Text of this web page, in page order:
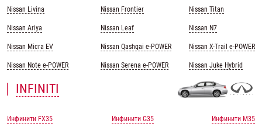
Nissan Livina
Nissan Ariya
Nissan Micra EV
Nissan Note e-POWER
Nissan Frontier
Nissan Leaf
Nissan Qashqai e-POWER
Nissan Serena e-POWER
Nissan Titan
Nissan N7
Nissan X-Trail e-POWER
Nissan Juke Hybrid
INFINITI
Инфинити FX35 Инфинити G35 Инфинити M35